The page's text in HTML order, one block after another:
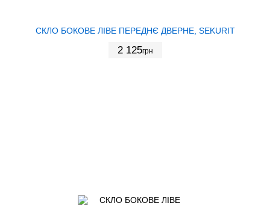
СКЛО БОКОВЕ ЛІВЕ ПЕРЕДНЄ ДВЕРНЕ, SEKURIT
2 125грн